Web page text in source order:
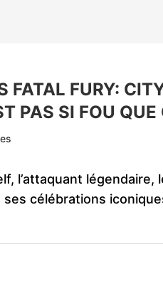
FATAL FURY:
PAS SI FOU QUE
l’attaquant légendaire,
ses célébrations